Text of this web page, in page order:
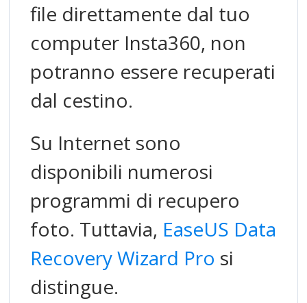
file direttamente dal tuo
computer Insta360, non
potranno essere recuperati
dal cestino.
Su Internet sono
disponibili numerosi
programmi di recupero
foto. Tuttavia, EaseUS Data
Recovery Wizard Pro si
distingue.